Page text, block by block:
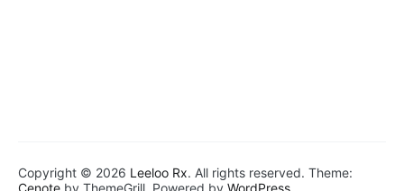
Copyright © 2026 Leeloo Rx. All rights reserved. Theme:
Cenote by ThemeGrill. Powered by WordPress